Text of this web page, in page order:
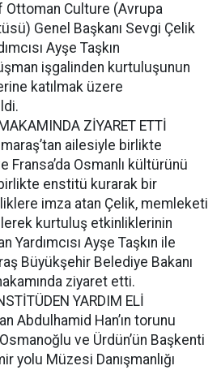
Ottoman Culture (Avrupa
Genel Başkanı Sevgi Çelik
Ayşe Taşkın
işgalinden kurtuluşunun
katılmak üzere
ZİYARET ETTİ
ailesiyle birlikte
Fransa’da Osmanlı kültürünü
enstitü kurarak bir
imza atan Çelik, memleketi
kurtuluş etkinliklerinin
Yardımcısı Ayşe Taşkın ile
Büyükşehir Belediye Bakanı
ziyaret etti.
YARDIM ELİ
Abdulhamid Han’ın torunu
ve Ürdün’ün Başkenti
yolu Müzesi Danışmanlığı